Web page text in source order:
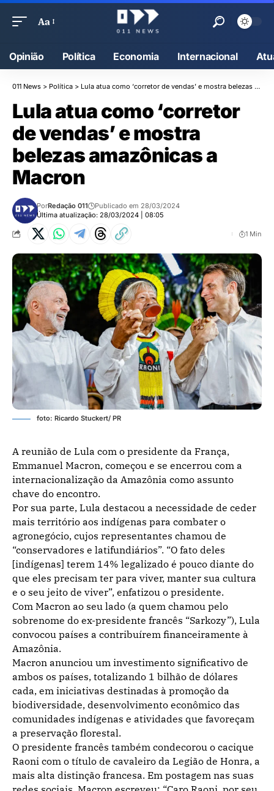
Aa
Opinião Política Economia Internacional
011 News > Política > Lula atua como ‘corretor de vendas’ e mostra belezas amazônicas a Macron
Lula atua como ‘corretor
de vendas’ e mostra
belezas amazônicas a
Macron
Última atualização: 28/03/2024 | 08:05
PorRedação 011 Publicado em 28/03/2024
1 Min
foto: Ricardo Stuckert/ PR
A reunião de Lula com o presidente da França,
Emmanuel Macron, começou e se encerrou com a
internacionalização da Amazônia como assunto
chave do encontro.
Por sua parte, Lula destacou a necessidade de ceder
mais território aos indígenas para combater o
agronegócio, cujos representantes chamou de
“conservadores e latifundiários”. “O fato deles
[indígenas] terem 14% legalizado é pouco diante do
que eles precisam ter para viver, manter sua cultura
e o seu jeito de viver”, enfatizou o presidente.
Com Macron ao seu lado (a quem chamou pelo
sobrenome do ex-presidente francês “Sarkozy”), Lula
convocou países a contribuírem financeiramente à
Amazônia.
Macron anunciou um investimento significativo de
ambos os países, totalizando 1 bilhão de dólares
cada, em iniciativas destinadas à promoção da
biodiversidade, desenvolvimento econômico das
comunidades indígenas e atividades que favoreçam
a preservação florestal.
O presidente francês também condecorou o cacique
Raoni com o título de cavaleiro da Legião de Honra, a
mais alta distinção francesa. Em postagem nas suas